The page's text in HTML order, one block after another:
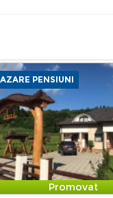
PENSIUNI
Promovat